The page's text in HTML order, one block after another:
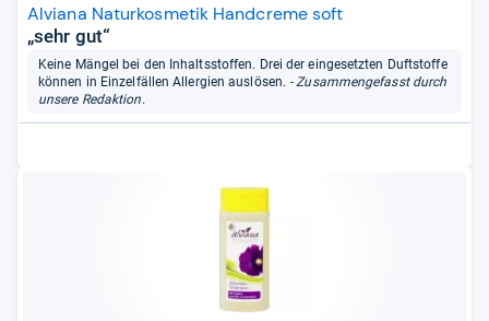
Alviana Naturkosmetik Handcreme soft
„sehr gut“
Keine Mängel bei den Inhaltsstoffen. Drei der eingesetzten Duftstoffe
können in Einzelfällen Allergien auslösen. - Zusammengefasst durch
unsere Redaktion.